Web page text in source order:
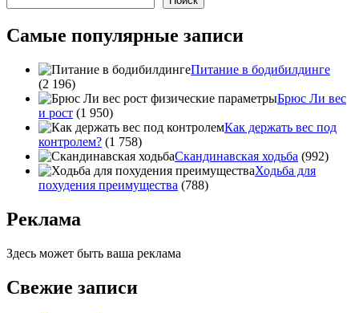
Самые популярные записи
Питание в бодибилдинге
(2 196)
Брюс Ли вес
и рост (1 950)
Как держать вес под
контролем? (1 758)
Скандинавская ходьба (992)
Ходьба для
похудения преимущества (788)
Реклама
Здесь может быть ваша реклама
Свежие записи